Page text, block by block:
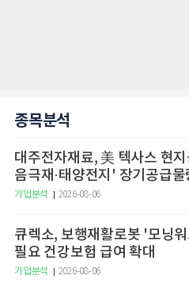
종목분석
대주전자재료, 美 텍사스 현
음극재·태양전지' 장기공급물
기업분석 2026-08-06
큐렉소, 보행재활로봇 '모닝
필요 건강보험 급여 확대
기업분석 2026-08-06